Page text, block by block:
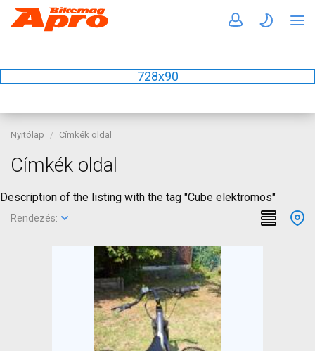
728x90
Nyitólap Címkék oldal
Címkék oldal
Description of the listing with the tag "Cube elektromos"
Rendezés: